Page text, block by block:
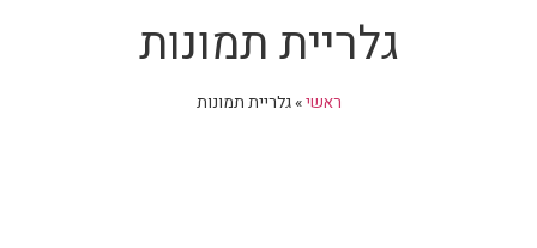
גלריית תמונות
ראשי»גלריית תמונות